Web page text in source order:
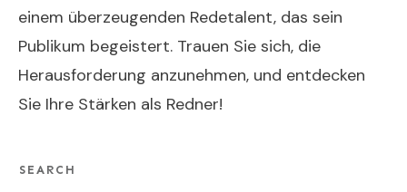
einem überzeugenden Redetalent, das sein
Publikum begeistert. Trauen Sie sich, die
Herausforderung anzunehmen, und entdecken
Sie Ihre Stärken als Redner!
SEARCH